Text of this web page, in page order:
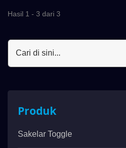
Hasil 1 - 3 dari 3
Produk
Sakelar Toggle